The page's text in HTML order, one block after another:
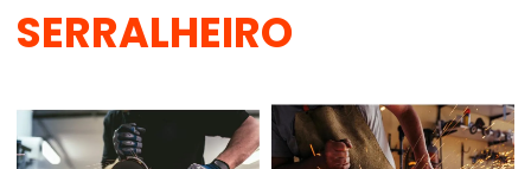
SERRALHEIRO